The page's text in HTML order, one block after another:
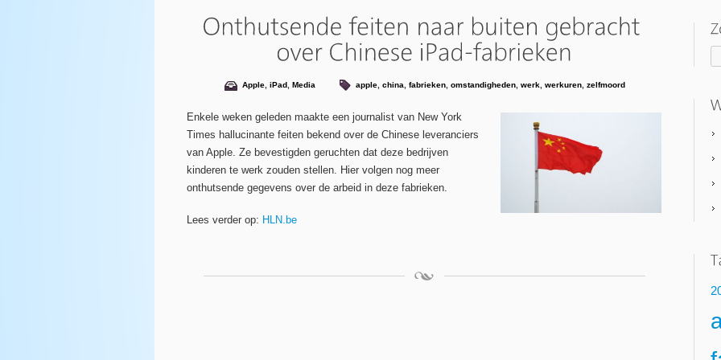
Apple, iPad, Media apple, china fabrieken, omstandigheden, werk, werkuren, zelfmoord
Enkele weken geleden maakte een journalist van New York
Times hallucinante feiten bekend over de Chinese leveranciers
van Apple. Ze bevestigden geruchten dat deze bedrijven
kinderen te werk zouden stellen. Hier volgen nog meer
onthutsende gegevens over de arbeid in deze fabrieken.
Lees verder op: HLN.be